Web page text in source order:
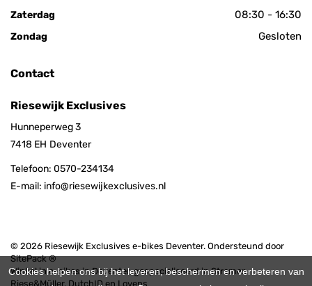
Zaterdag 08:30 - 16:30
Zondag Gesloten
Contact
Riesewijk Exclusives
Hunneperweg 3
7418 EH Deventer
Telefoon: 0570-234134
E-mail: info@riesewijkexclusives.nl
© 2026 Riesewijk Exclusives e-bikes Deventer. Ondersteund door
SitePack ®
Winkel in e-bikes in Deventer, gespecialiseerd in Stromer,
Riese&Müller, DutchID en Lovens
Cookies helpen ons bij het leveren, beschermen en verbeteren van